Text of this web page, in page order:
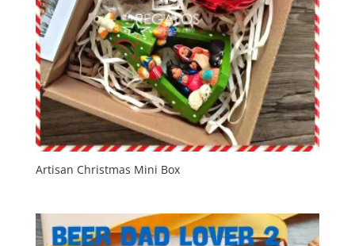
Artisan Christmas Mini Box